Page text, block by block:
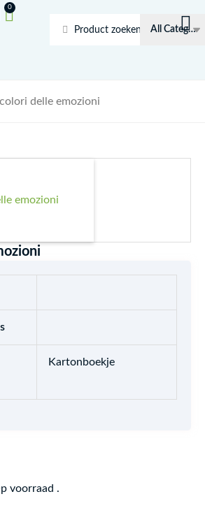
Search
0
Winkelwagen
delle emozioni
Kartonboekje
voorraad .